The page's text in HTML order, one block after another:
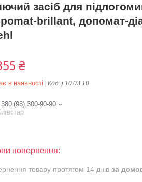
засіб для
brillant, допомат-
₴
в наявності Код: j 10 03 10
(98) 300-90-90
товару протягом 14 днів за